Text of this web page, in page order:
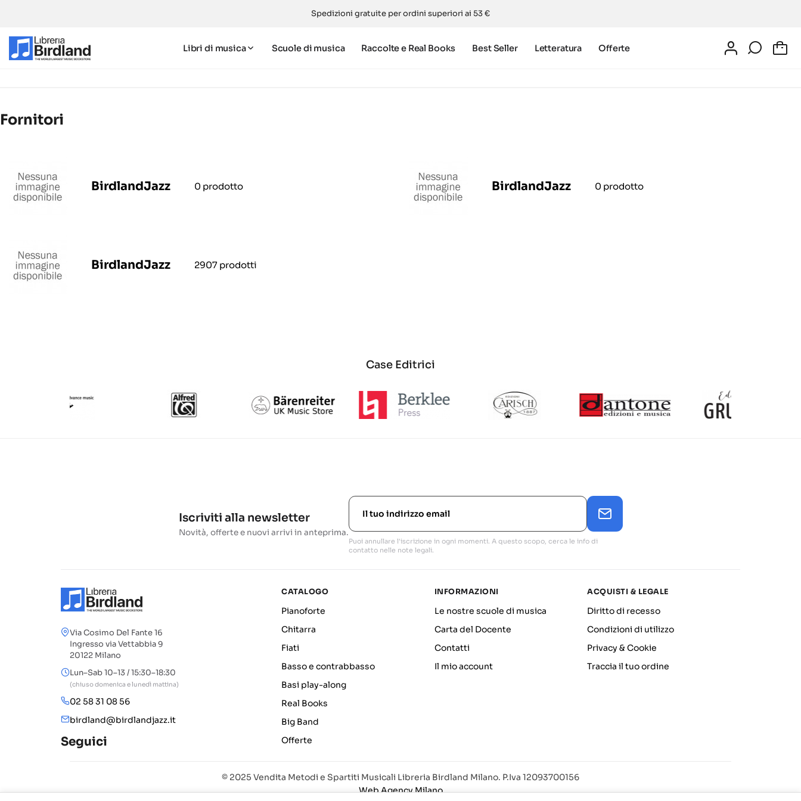
Spedizioni gratuite per ordini superiori ai 53 €
Libri di musica Scuole di musica Raccolte e Real Books Best Seller Letteratura Offerte
Fornitori
BirdlandJazz 0 prodotto BirdlandJazz 0 prodotto
BirdlandJazz 2907 prodotti
Case Editrici
Iscriviti alla newsletter
Novità, offerte e nuovi arrivi in anteprima.
Puoi annullare l'iscrizione in ogni momenti. A questo scopo, cerca le info di
contatto nelle note legali.
Via Cosimo Del Fante 16
Ingresso via Vettabbia 9
20122 Milano
Lun–Sab 10–13 / 15:30–18:30
(chiuso domenica e lunedì mattina)
02 58 31 08 56
birdland@birdlandjazz.it
Seguici
CATALOGO
Pianoforte
Chitarra
Fiati
Basso e contrabbasso
Basi play-along
Real Books
Big Band
Offerte
INFORMAZIONI
Le nostre scuole di musica
Carta del Docente
Contatti
Il mio account
ACQUISTI & LEGALE
Diritto di recesso
Condizioni di utilizzo
Privacy & Cookie
Traccia il tuo ordine
© 2025 Vendita Metodi e Spartiti Musicali Libreria Birdland Milano. P.Iva 12093700156
Web Agency Milano